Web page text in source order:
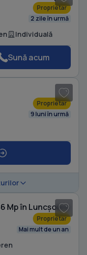
Proprietar
2 zile în urmă
Individuală
Sună acum
Proprietar
9 luni în urmă
Mp în Luncșoara
Proprietar
Mai mult de un an